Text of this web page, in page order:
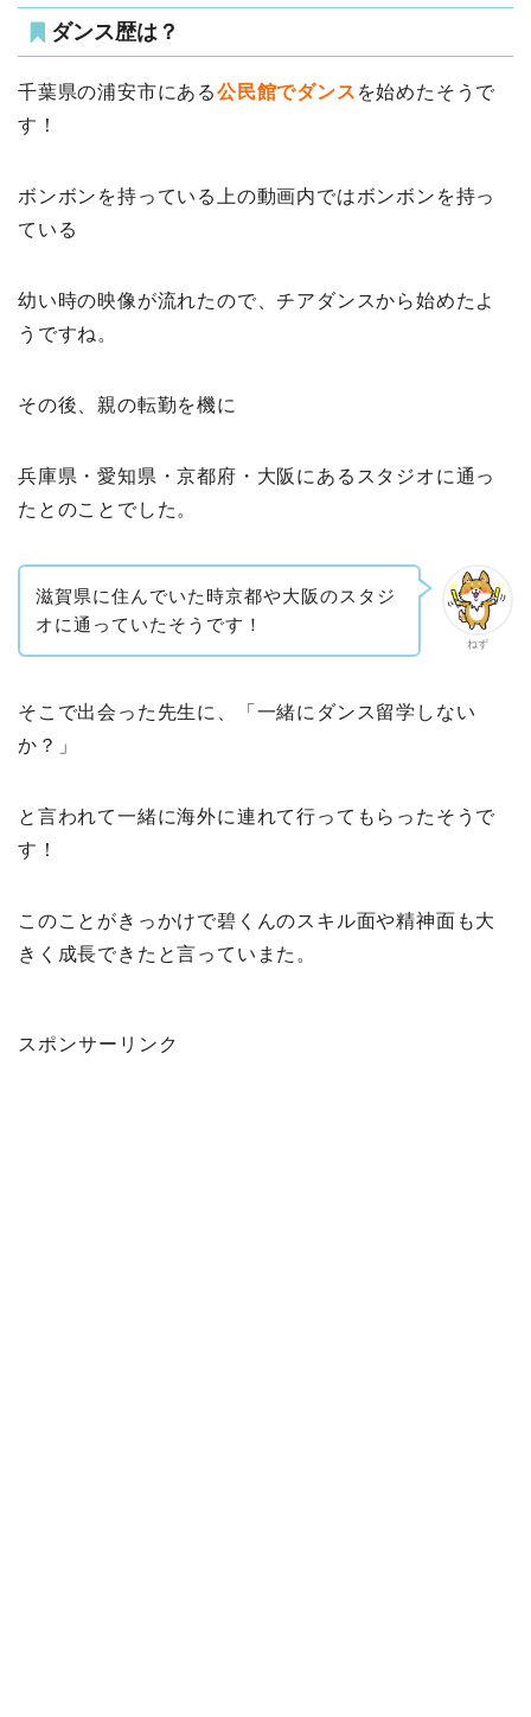
ダンス歴は？
千葉県の浦安市にある公民館でダンス を始めたそうで
す！
ボンボンを持っている上の動画内ではボンボンを持っ
ている
幼い時の映像が流れたので、チアダンスから始めたよ
うですね。
その後、親の転勤を機に
兵庫県・愛知県・京都府・大阪にあるスタジオに通っ
たとのことでした。
ねず
滋賀県に住んでいた時京都や大阪のスタジ
オに通っていたそうです！
そこで出会った先生に、「一緒にダンス留学しない
か？」
と言われて一緒に海外に連れて行ってもらったそうで
す！
このことがきっかけで碧くんのスキル面や精神面も大
きく成長できたと言っていまた。
スポンサーリンク